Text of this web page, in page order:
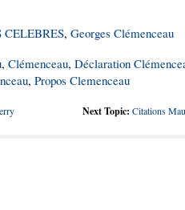
CELEBRES, Georges Clémenceau
, Clémenceau, Déclaration
, Propos Clemenceau
Next Topic: Citations